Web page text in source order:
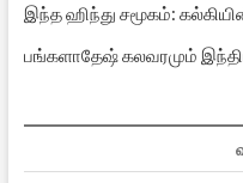
இந்த ஹிந்து சமூகம்:
பங்களாதேஷ் கலவரமும்